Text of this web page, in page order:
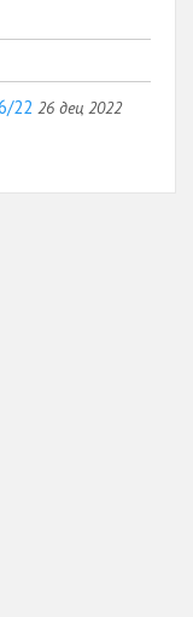
22 26 дец 2022